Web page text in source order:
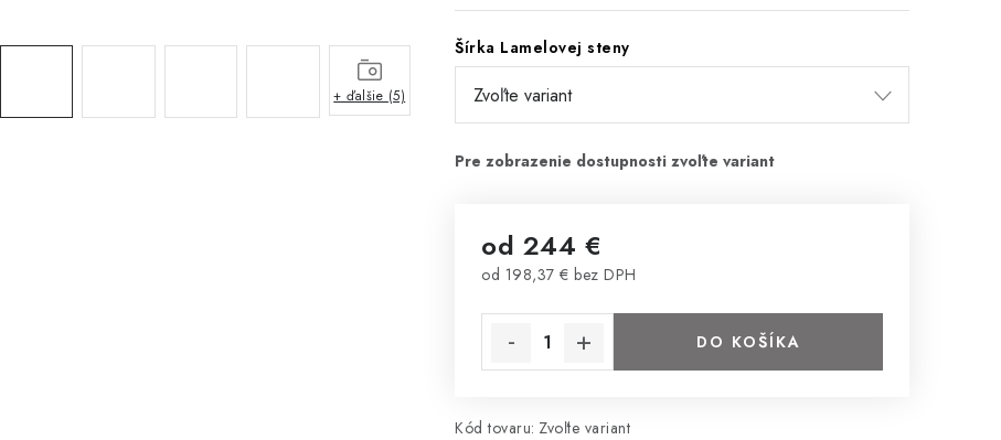
Šírka Lamelovej steny
od 244 €
od 198,37 € bez DPH
DO KOŠÍKA
Kód tovaru: Zvoľte variant
+ ďalšie (5)